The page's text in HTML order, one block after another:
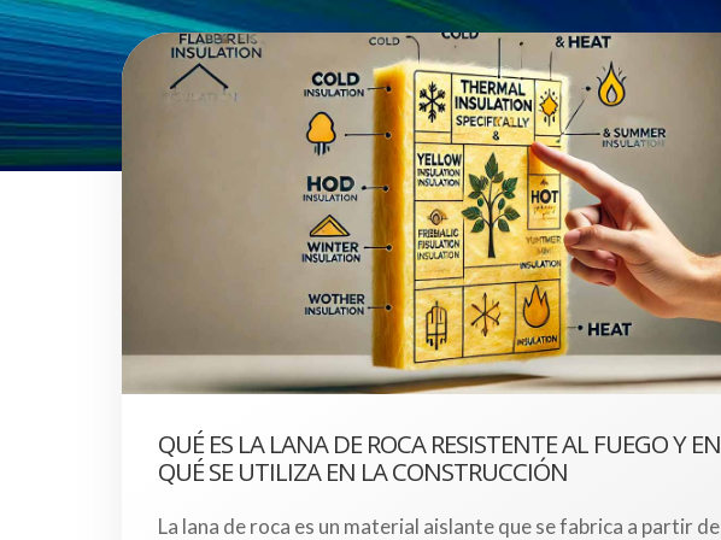
QUÉ ES LA LANA DE ROCA RESISTENTE AL FUEGO Y EN
QUÉ SE UTILIZA EN LA CONSTRUCCIÓN
La lana de roca es un material aislante que se fabrica a partir de